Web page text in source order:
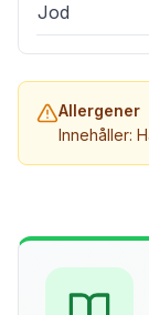
Jod
Allergener
Innehåller: